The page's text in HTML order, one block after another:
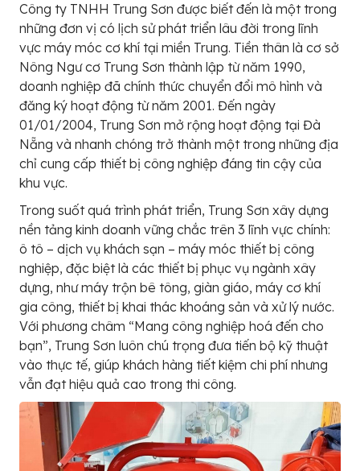
Công ty TNHH Trung Sơn được biết đến là một trong
những đơn vị có lịch sử phát triển lâu đời trong lĩnh
vực máy móc cơ khí tại miền Trung. Tiền thân là cơ sở
Nông Ngư cơ Trung Sơn thành lập từ năm 1990,
doanh nghiệp đã chính thức chuyển đổi mô hình và
đăng ký hoạt động từ năm 2001. Đến ngày
01/01/2004, Trung Sơn mở rộng hoạt động tại Đà
Nẵng và nhanh chóng trở thành một trong những địa
chỉ cung cấp thiết bị công nghiệp đáng tin cậy của
khu vực.
Trong suốt quá trình phát triển, Trung Sơn xây dựng
nền tảng kinh doanh vững chắc trên 3 lĩnh vực chính:
ô tô – dịch vụ khách sạn – máy móc thiết bị công
nghiệp, đặc biệt là các thiết bị phục vụ ngành xây
dựng, như máy trộn bê tông, giàn giáo, máy cơ khí
gia công, thiết bị khai thác khoáng sản và xử lý nước.
Với phương châm “Mang công nghiệp hoá đến cho
bạn”, Trung Sơn luôn chú trọng đưa tiến bộ kỹ thuật
vào thực tế, giúp khách hàng tiết kiệm chi phí nhưng
vẫn đạt hiệu quả cao trong thi công.